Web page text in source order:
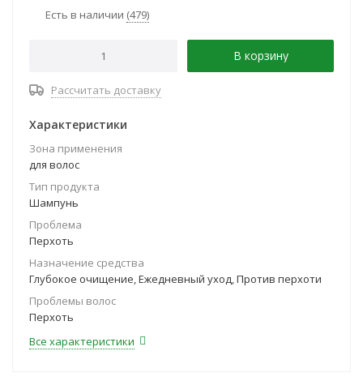
Есть в наличии (479)
В корзину
Рассчитать доставку
Характеристики
Зона применения
для волос
Тип продукта
Шампунь
Проблема
Перхоть
Назначение средства
Глубокое очищение, Ежедневный уход, Против перхоти
Проблемы волос
Перхоть
Все характеристики